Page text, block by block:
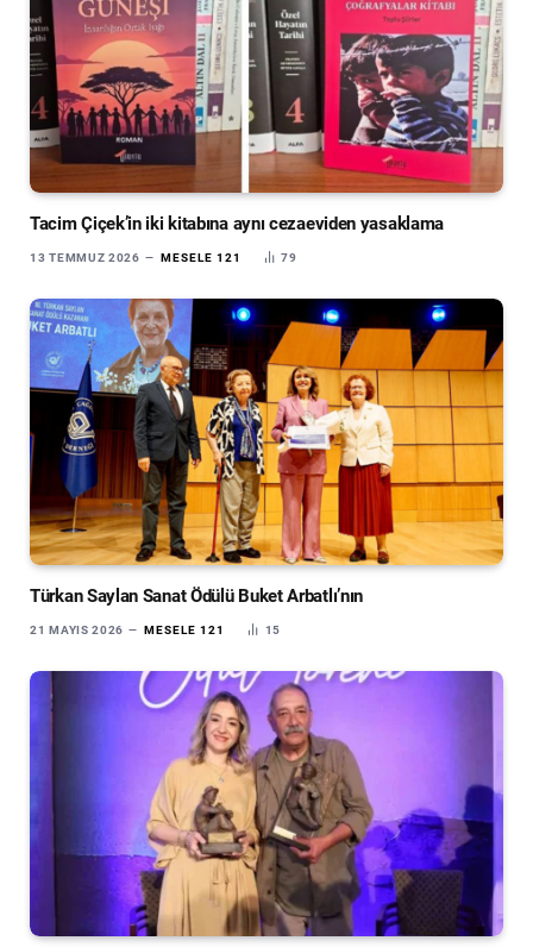
Tacim Çiçek’in iki kitabına aynı cezaeviden yasaklama
13 TEMMUZ 2026 MESELE 121 79
Türkan Saylan Sanat Ödülü Buket Arbatlı’nın
21 MAYIS 2026 MESELE 121 15